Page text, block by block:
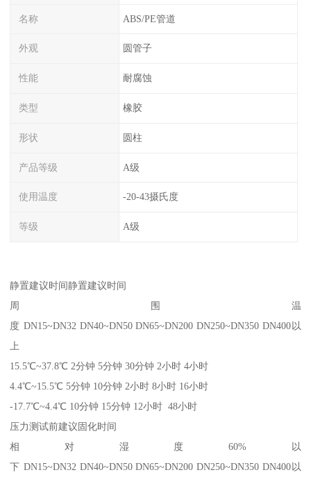
名称 ABS/PE管道
外观 圆管子
性能 耐腐蚀
类型 橡胶
形状 圆柱
产品等级 A级
使用温度 -20-43摄氏度
等级 A级
静置建议时间静置建议时间
周围温
度 DN15~DN32 DN40~DN50 DN65~DN200 DN250~DN350 DN400以
上
15.5℃~37.8℃ 2分钟 5分钟 30分钟 2小时 4小时
4.4℃~15.5℃ 5分钟 10分钟 2小时 8小时 16小时
-17.7℃~4.4℃ 10分钟 15分钟 12小时 48小时
压力测试前建议固化时间
相对湿度60%以
下 DN15~DN32 DN40~DN50 DN65~DN200 DN250~DN350 DN400以